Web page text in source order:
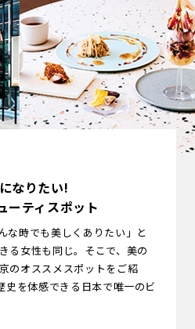
なりたい!
ーティスポット
な時でも美しくありたい」と
る女性も同じ。そこで、美の
のオススメスポットをご紹
史を体感できる日本で唯一のビ